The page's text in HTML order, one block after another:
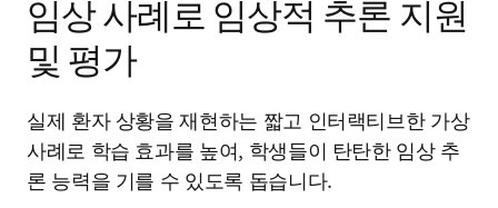
임상 사례로 임상적 추론 지원
및 평가
실제 환자 상황을 재현하는 짧고 인터랙티브한 가상
사례로 학습 효과를 높여, 학생들이 탄탄한 임상 추
론 능력을 기를 수 있도록 돕습니다.